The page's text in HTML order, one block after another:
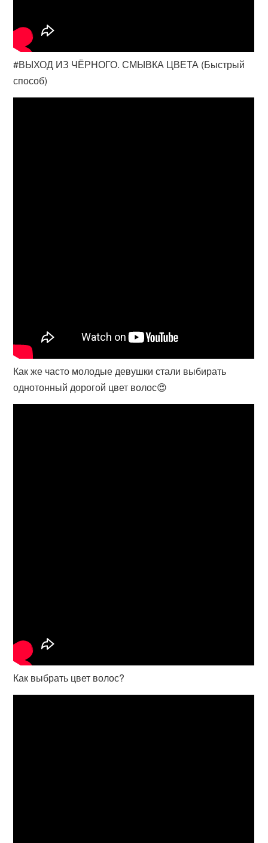
#ВЫХОД ИЗ ЧЁРНОГО. СМЫВКА ЦВЕТА (Быстрый
способ)
Как же часто молодые девушки стали выбирать
однотонный дорогой цвет волос😍
Как выбрать цвет волос?